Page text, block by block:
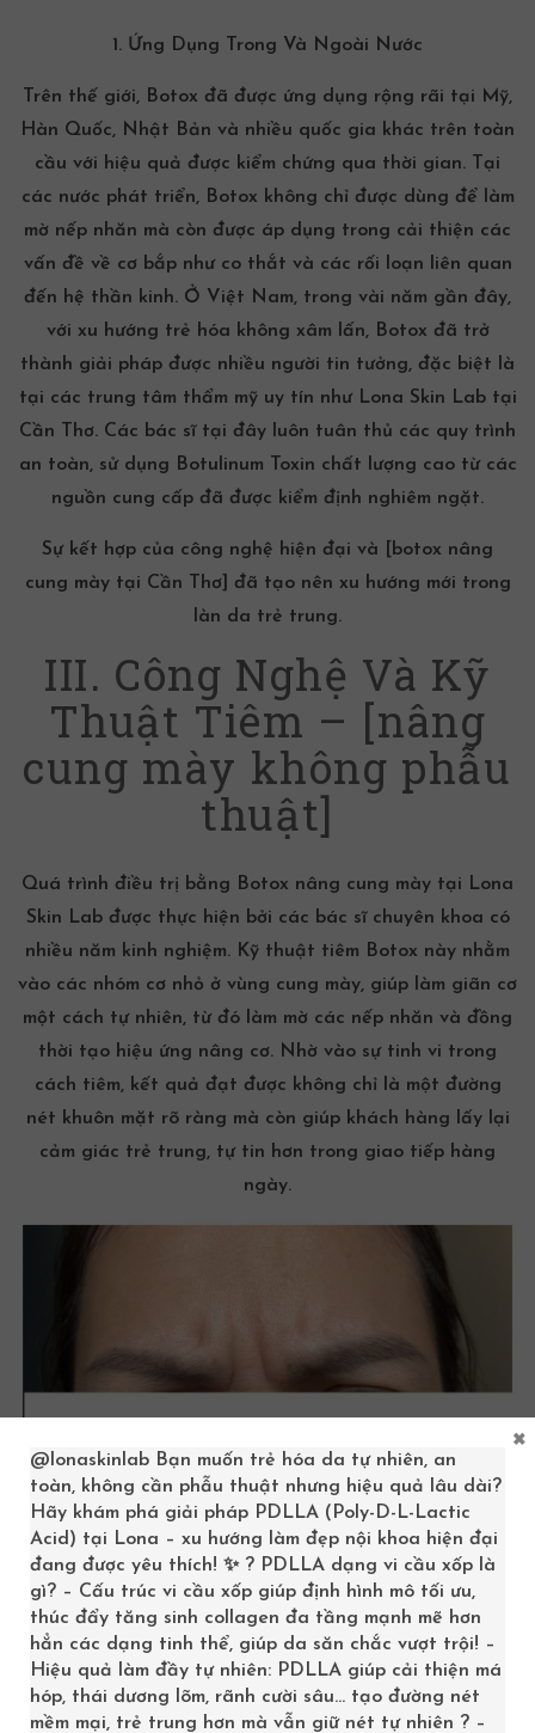
1. Ứng Dụng Trong Và Ngoài Nước
Trên thế giới, Botox đã được ứng dụng rộng rãi tại Mỹ,
Hàn Quốc, Nhật Bản và nhiều quốc gia khác trên toàn
cầu với hiệu quả được kiểm chứng qua thời gian. Tại
các nước phát triển, Botox không chỉ được dùng để làm
mờ nếp nhăn mà còn được áp dụng trong cải thiện các
vấn đề về cơ bắp như co thắt và các rối loạn liên quan
đến hệ thần kinh. Ở Việt Nam, trong vài năm gần đây,
với xu hướng trẻ hóa không xâm lấn, Botox đã trở
thành giải pháp được nhiều người tin tưởng, đặc biệt là
tại các trung tâm thẩm mỹ uy tín như Lona Skin Lab tại
Cần Thơ. Các bác sĩ tại đây luôn tuân thủ các quy trình
an toàn, sử dụng Botulinum Toxin chất lượng cao từ các
nguồn cung cấp đã được kiểm định nghiêm ngặt.
Sự kết hợp của công nghệ hiện đại và [botox nâng
cung mày tại Cần Thơ] đã tạo nên xu hướng mới trong
làn da trẻ trung.
III. Công Nghệ Và Kỹ
Thuật Tiêm – [nâng
cung mày không phẫu
thuật]
Quá trình điều trị bằng Botox nâng cung mày tại Lona
Skin Lab được thực hiện bởi các bác sĩ chuyên khoa có
nhiều năm kinh nghiệm. Kỹ thuật tiêm Botox này nhằm
vào các nhóm cơ nhỏ ở vùng cung mày, giúp làm giãn cơ
một cách tự nhiên, từ đó làm mờ các nếp nhăn và đồng
thời tạo hiệu ứng nâng cơ. Nhờ vào sự tinh vi trong
cách tiêm, kết quả đạt được không chỉ là một đường
nét khuôn mặt rõ ràng mà còn giúp khách hàng lấy lại
cảm giác trẻ trung, tự tin hơn trong giao tiếp hàng
ngày.
@lonaskinlab Bạn muốn trẻ hóa da tự nhiên, an
toàn, không cần phẫu thuật nhưng hiệu quả lâu dài?
Hãy khám phá giải pháp PDLLA (Poly-D-L-Lactic
Acid) tại Lona – xu hướng làm đẹp nội khoa hiện đại
đang được yêu thích! ✨ ? PDLLA dạng vi cầu xốp là
gì? – Cấu trúc vi cầu xốp giúp định hình mô tối ưu,
thúc đẩy tăng sinh collagen đa tầng mạnh mẽ hơn
hẳn các dạng tinh thể, giúp da săn chắc vượt trội! –
Hiệu quả làm đầy tự nhiên: PDLLA giúp cải thiện má
hóp, thái dương lõm, rãnh cười sâu… tạo đường nét
mềm mại, trẻ trung hơn mà vẫn giữ nét tự nhiên ? –
×